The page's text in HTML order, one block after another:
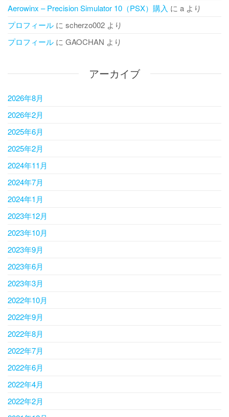
Aerowinx – Precision Simulator 10（PSX）購入 に a より
プロフィール に scherzo002 より
プロフィール に GAOCHAN より
アーカイブ
2026年8月
2026年2月
2025年6月
2025年2月
2024年11月
2024年7月
2024年1月
2023年12月
2023年10月
2023年9月
2023年6月
2023年3月
2022年10月
2022年9月
2022年8月
2022年7月
2022年6月
2022年4月
2022年2月